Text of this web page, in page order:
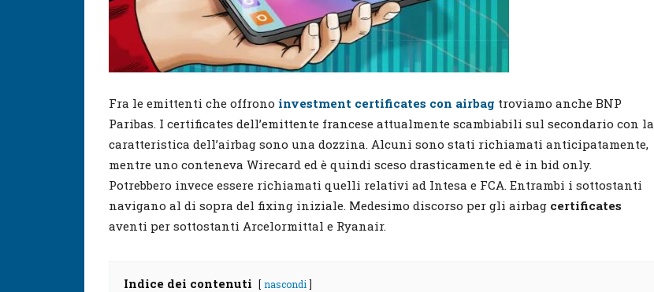
Fra le emittenti che offrono investment certificates con airbag troviamo anche BNP
Paribas. I certificates dell’emittente francese attualmente scambiabili sul secondario con la
caratteristica dell’airbag sono una dozzina. Alcuni sono stati richiamati anticipatamente,
mentre uno conteneva Wirecard ed è quindi sceso drasticamente ed è in bid only.
Potrebbero invece essere richiamati quelli relativi ad Intesa e FCA. Entrambi i sottostanti
navigano al di sopra del fixing iniziale. Medesimo discorso per gli airbag certificates
aventi per sottostanti Arcelormittal e Ryanair.
Indice dei contenuti nascondi